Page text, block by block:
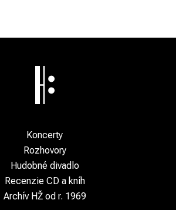
Koncerty
Rozhovory
Hudobné divadlo
Recenzie CD a kníh
Archív HŽ od r. 1969